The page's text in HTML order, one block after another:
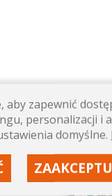
100gzapewnić
personalizacji i
domyślne.